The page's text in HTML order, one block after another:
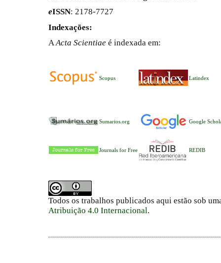
eISSN: 2178-7727
Indexações:
AActa Scientiae é indexada em:
Scopus Latindex
Sumarios.org Google
Journals for Free REDIB
Todos os trabalhos publicados aqui estão sob
Atribuição 4.0 Internacional.